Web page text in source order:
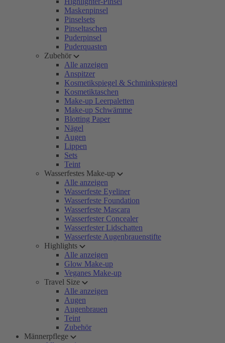
Maskenpinsel
Pinselsets
Pinseltaschen
Puderpinsel
Puderquasten
Zubehör
Alle anzeigen
Anspitzer
Kosmetikspiegel & Schminkspiegel
Kosmetiktaschen
Make-up Leerpaletten
Make-up Schwämme
Blotting Paper
Nägel
Augen
Lippen
Sets
Teint
Wasserfestes Make-up
Alle anzeigen
Wasserfeste Eyeliner
Wasserfeste Foundation
Wasserfeste Mascara
Wasserfester Concealer
Wasserfester Lidschatten
Wasserfeste Augenbrauenstifte
Highlights
Alle anzeigen
Glow Make-up
Veganes Make-up
Travel Size
Alle anzeigen
Augen
Augenbrauen
Teint
Zubehör
Männerpflege